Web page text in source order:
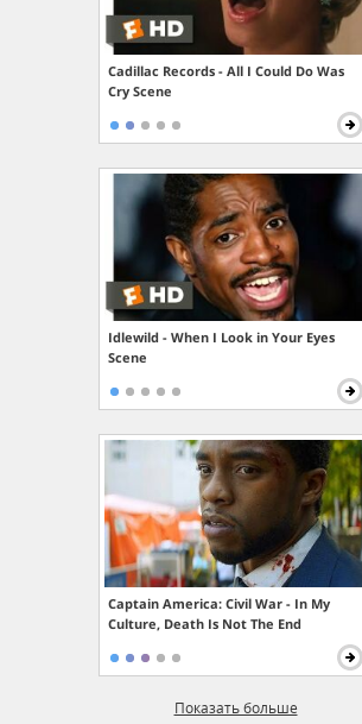
Cadillac Records - All I Could Do Was
Cry Scene
Idlewild - When I Look in Your Eyes
Scene
Captain America: Civil War - In My
Culture, Death Is Not The End
Показать больше